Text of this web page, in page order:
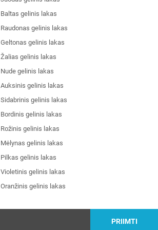
Baltas gelinis lakas
Raudonas gelinis lakas
Geltonas gelinis lakas
Žalias gelinis lakas
Nude gelinis lakas
Auksinis gelinis lakas
Sidabrinis gelinis lakas
Bordinis gelinis lakas
Rožinis gelinis lakas
Mėlynas gelinis lakas
Pilkas gelinis lakas
Violetinis gelinis lakas
Oranžinis gelinis lakas
PRIIMTI